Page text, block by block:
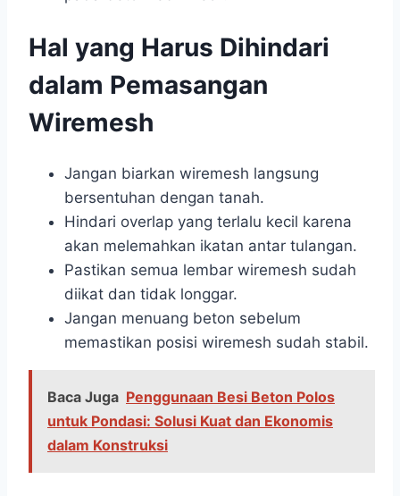
Hal yang Harus Dihindari
dalam Pemasangan
Wiremesh
Jangan biarkan wiremesh langsung
bersentuhan dengan tanah.
Hindari overlap yang terlalu kecil karena
akan melemahkan ikatan antar tulangan.
Pastikan semua lembar wiremesh sudah
diikat dan tidak longgar.
Jangan menuang beton sebelum
memastikan posisi wiremesh sudah stabil.
Baca Juga Penggunaan Besi Beton Polos
untuk Pondasi: Solusi Kuat dan Ekonomis
dalam Konstruksi